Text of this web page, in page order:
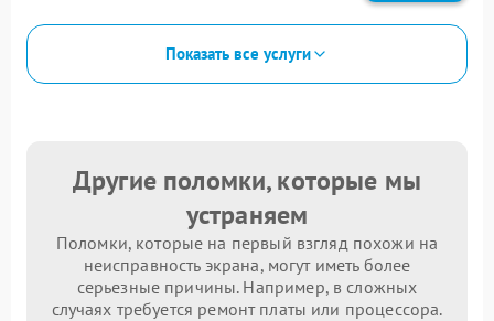
Показать все услуги
Другие поломки, которые мы
устраняем
Поломки, которые на первый взгляд похожи на
неисправность экрана, могут иметь более
серьезные причины. Например, в сложных
случаях требуется ремонт платы или процессора.